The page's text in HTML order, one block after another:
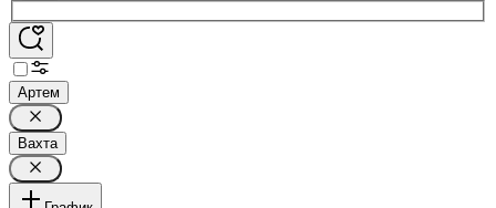
Артем
Вахта